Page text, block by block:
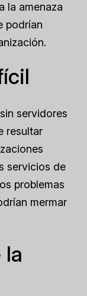
la amenaza
podrían
servidores
resultar
servicios de
problemas
mermar